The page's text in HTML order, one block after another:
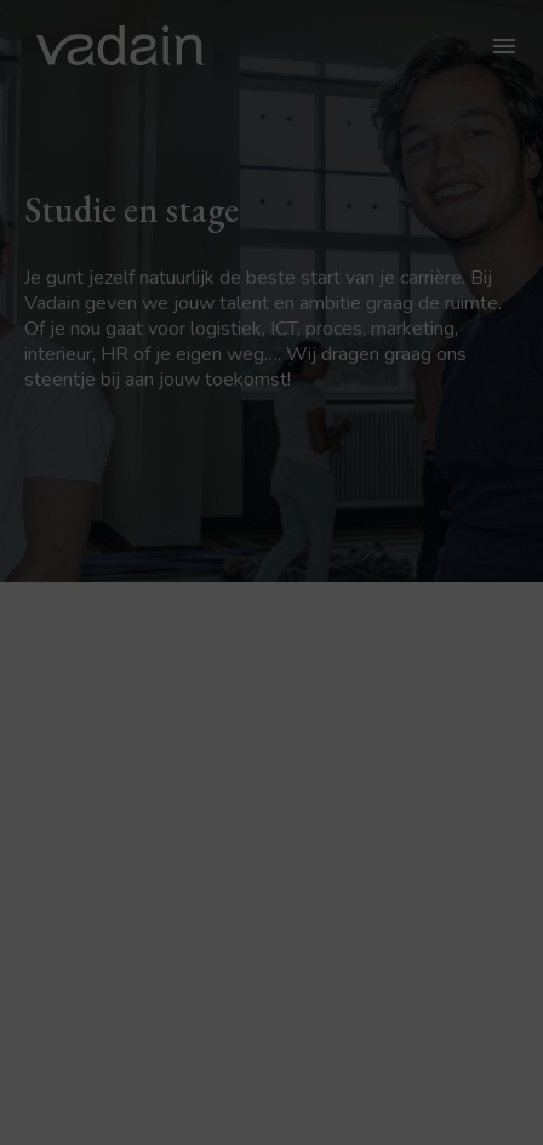
Studie en stage
Je gunt jezelf natuurlijk de beste start van je carrière. Bij
Vadain geven we jouw talent en ambitie graag de ruimte.
Of je nou gaat voor logistiek, ICT, proces, marketing,
interieur, HR of je eigen weg…. Wij dragen graag ons
steentje bij aan jouw toekomst!